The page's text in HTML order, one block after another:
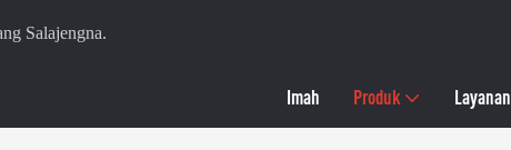
Salajengna.
Imah Produk Layanan